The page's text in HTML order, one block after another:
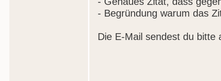
- Begründung warum das
Die E-Mail sendest du bitte